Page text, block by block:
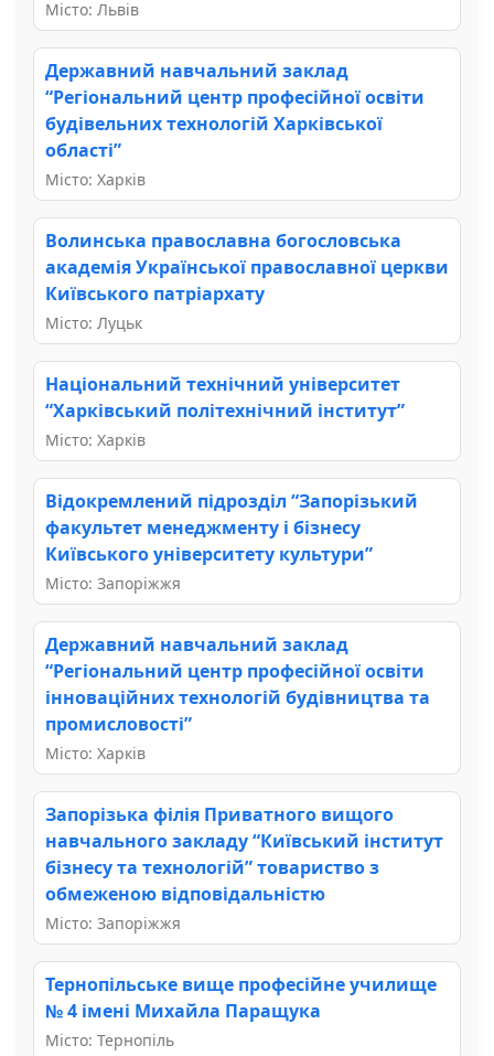
Місто: Львів
Державний навчальний заклад
“Регіональний центр професійної освіти
будівельних технологій Харківської
області”
Місто: Харків
Волинська православна богословська
академія Української православної церкви
Київського патріархату
Місто: Луцьк
Національний технічний університет
“Харківський політехнічний інститут”
Місто: Харків
Відокремлений підрозділ “Запорізький
факультет менеджменту і бізнесу
Київського університету культури”
Місто: Запоріжжя
Державний навчальний заклад
“Регіональний центр професійної освіти
інноваційних технологій будівництва та
промисловості”
Місто: Харків
Запорізька філія Приватного вищого
навчального закладу “Київський інститут
бізнесу та технологій” товариство з
обмеженою відповідальністю
Місто: Запоріжжя
Тернопільське вище професійне училище
№ 4 імені Михайла Паращука
Місто: Тернопіль